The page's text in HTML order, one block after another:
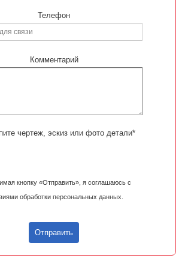
Телефон
Комментарий
чертеж, эскиз или фото детали*
кнопку «Отправить», я соглашаюсь с
обработки персональных данных.
Отправить